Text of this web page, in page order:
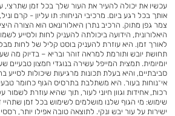
עכשיו את יכולה להעיר את העור שלך בכל זמן שתרצי,
אותך בכל רגע ביום. מרכיבי הניחוח: תו עליון - קרם
צמר גפן מתוק. הרכיב נתרן היאלורונאט הוא הצורה
היאלורונית, הידועה ביכולתה להעניק לחות ולסייע
לאורך זמן. היא עוזרת להעניק בוסט קליל של לחות
תחושת יובש ותורמת למראה זוהר ובריא – בדיוק מה
יומיומית. תמצית המייפל עשירה בנוגדי חמצון טבעיים
סביבתיים, והיא בעלת תכונות מרגיעות שיכולות
אי־נוחות בעור. היא משתלבת בתרסיס הגוף כחומר
רכות, אחידות וגוון חיוני לעור, תוך שהיא עוזרת לשמור
שימוש: מי הגוף שלנו מושלמים לשימוש בכל זמן שתהיי
ישירות על עור יבש ונקי. לתוצאה טובה אפילו יותר,